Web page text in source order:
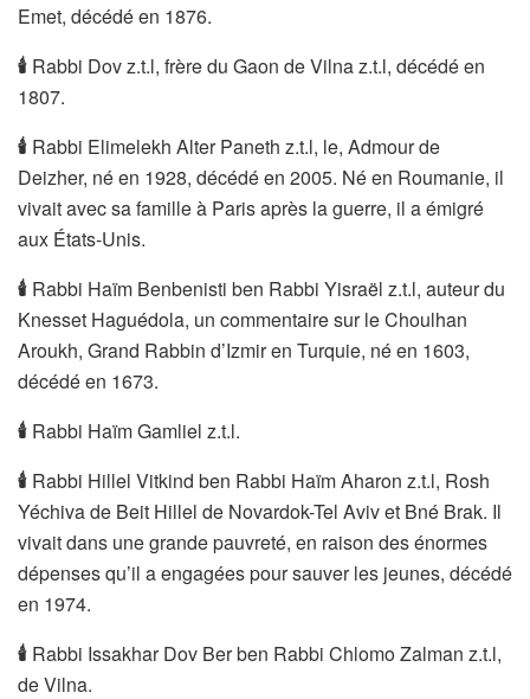
Emet, décédé en 1876.
🕯 Rabbi Dov z.t.l, frère du Gaon de Vilna z.t.l, décédé en
1807.
🕯 Rabbi Elimelekh Alter Paneth z.t.l, le, Admour de
Deizher, né en 1928, décédé en 2005. Né en Roumanie, il
vivait avec sa famille à Paris après la guerre, il a émigré
aux États-Unis.
🕯 Rabbi Haïm Benbenisti ben Rabbi Yisraël z.t.l, auteur du
Knesset Haguédola, un commentaire sur le Choulhan
Aroukh, Grand Rabbin d’Izmir en Turquie, né en 1603,
décédé en 1673.
🕯 Rabbi Haïm Gamliel z.t.l.
🕯 Rabbi Hillel Vitkind ben Rabbi Haïm Aharon z.t.l, Rosh
Yéchiva de Beit Hillel de Novardok-Tel Aviv et Bné Brak. Il
vivait dans une grande pauvreté, en raison des énormes
dépenses qu’il a engagées pour sauver les jeunes, décédé
en 1974.
🕯 Rabbi Issakhar Dov Ber ben Rabbi Chlomo Zalman z.t.l,
de Vilna.